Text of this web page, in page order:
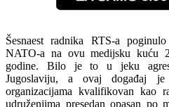
Šesnaest radnika RTS-a
NATO-a na ovu medijsku kuću
godine. Bilo je to u jeku
Jugoslaviju, a ovaj događaj je
organizacijama kvalifikovan kao
udruženjima presedan opasan po